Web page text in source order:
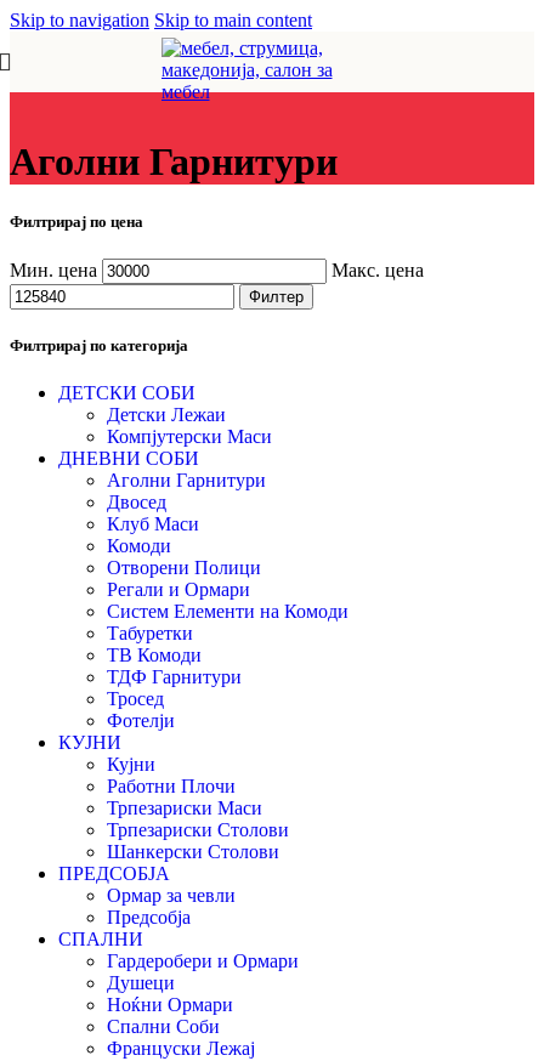
Skip to navigation Skip to main content
Аголни Гарнитури
Филтрирај по цена
Мин. цена Макс. цена
Филтер
Филтрирај по категорија
ДЕТСКИ СОБИ
Детски Лежаи
Компјутерски Маси
ДНЕВНИ СОБИ
Аголни Гарнитури
Двосед
Клуб Маси
Комоди
Отворени Полици
Регали и Ормари
Систем Елементи на Комоди
Табуретки
ТВ Комоди
ТДФ Гарнитури
Тросед
Фотелји
КУЈНИ
Кујни
Работни Плочи
Трпезариски Маси
Трпезариски Столови
Шанкерски Столови
ПРЕДСОБЈА
Ормар за чевли
Предсобја
СПАЛНИ
Гардеробери и Ормари
Душеци
Ноќни Ормари
Спални Соби
Француски Лежај